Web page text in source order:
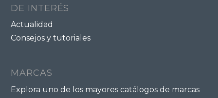
DE INTERÉS
Actualidad
Consejos y tutoriales
MARCAS
Explora uno de los mayores catálogos de marcas